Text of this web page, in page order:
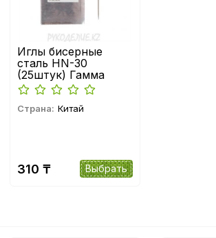
Иглы бисерные
сталь HN-30
(25штук) Гамма
Страна: Китай
310 ₸ Выбрать